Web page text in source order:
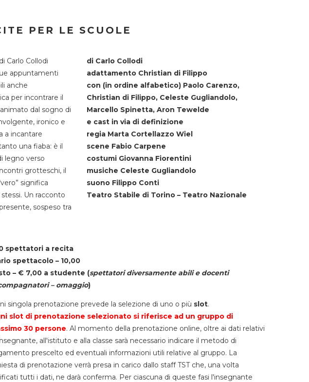
PER LE SCUOLE
Carlo Collodi
appuntamenti
anche
per incontrare il
dal sogno di
ironico e
a incantare
una fiaba: è il
legno verso
grotteschi, il
significa
Un racconto
sospeso tra
di Carlo Collodi
adattamento Christian di Filippo
con (in ordine alfabetico) Paolo Carenzo,
Christian di Filippo, Celeste Gugliandolo,
Marcello Spinetta, Aron Tewelde
e cast in via di definizione
regia Marta Cortellazzo Wiel
scene Fabio Carpene
costumi Giovanna Fiorentini
musiche Celeste Gugliandolo
suono Filippo Conti
Teatro Stabile di Torino – Teatro Nazionale
spettatori a recita
spettacolo – 10,00
– € 7,00 a studente (spettatori diversamente abili e docenti
– omaggio)
singola prenotazione prevede la selezione di uno o più slot.
slot di prenotazione selezionato si riferisce ad un gruppo di
30 persone. Al momento della prenotazione online, oltre ai dati relativi
all'istituto e alla classe sarà necessario indicare il metodo di
prescelto ed eventuali informazioni utili relative al gruppo. La
di prenotazione verrà presa in carico dallo staff TST che, una volta
tutti i dati, ne darà conferma. Per ciascuna di queste fasi l'insegnante